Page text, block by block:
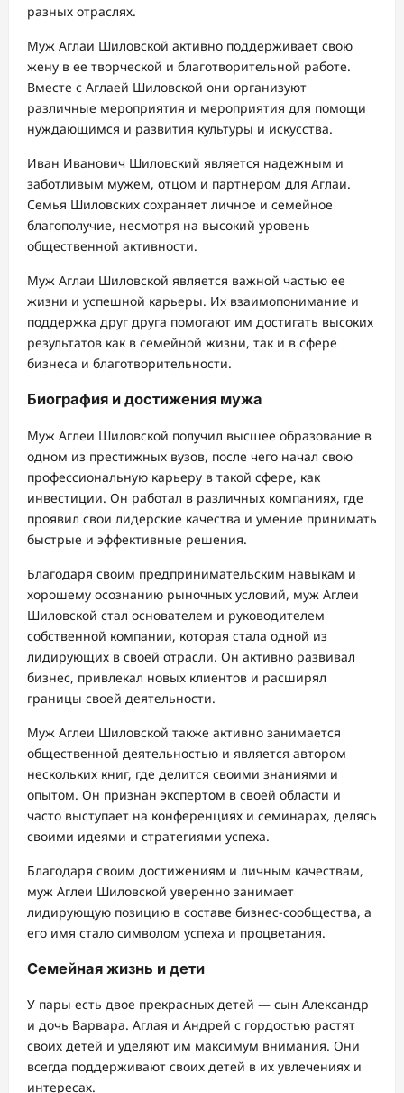
разных отраслях.
Муж Аглаи Шиловской активно поддерживает свою
жену в ее творческой и благотворительной работе.
Вместе с Аглаей Шиловской они организуют
различные мероприятия и мероприятия для помощи
нуждающимся и развития культуры и искусства.
Иван Иванович Шиловский является надежным и
заботливым мужем, отцом и партнером для Аглаи.
Семья Шиловских сохраняет личное и семейное
благополучие, несмотря на высокий уровень
общественной активности.
Муж Аглаи Шиловской является важной частью ее
жизни и успешной карьеры. Их взаимопонимание и
поддержка друг друга помогают им достигать высоких
результатов как в семейной жизни, так и в сфере
бизнеса и благотворительности.
Биография и достижения мужа
Муж Аглеи Шиловской получил высшее образование в
одном из престижных вузов, после чего начал свою
профессиональную карьеру в такой сфере, как
инвестиции. Он работал в различных компаниях, где
проявил свои лидерские качества и умение принимать
быстрые и эффективные решения.
Благодаря своим предпринимательским навыкам и
хорошему осознанию рыночных условий, муж Аглеи
Шиловской стал основателем и руководителем
собственной компании, которая стала одной из
лидирующих в своей отрасли. Он активно развивал
бизнес, привлекал новых клиентов и расширял
границы своей деятельности.
Муж Аглеи Шиловской также активно занимается
общественной деятельностью и является автором
нескольких книг, где делится своими знаниями и
опытом. Он признан экспертом в своей области и
часто выступает на конференциях и семинарах, делясь
своими идеями и стратегиями успеха.
Благодаря своим достижениям и личным качествам,
муж Аглеи Шиловской уверенно занимает
лидирующую позицию в составе бизнес-сообщества, а
его имя стало символом успеха и процветания.
Семейная жизнь и дети
У пары есть двое прекрасных детей — сын Александр
и дочь Варвара. Аглая и Андрей с гордостью растят
своих детей и уделяют им максимум внимания. Они
всегда поддерживают своих детей в их увлечениях и
интересах.